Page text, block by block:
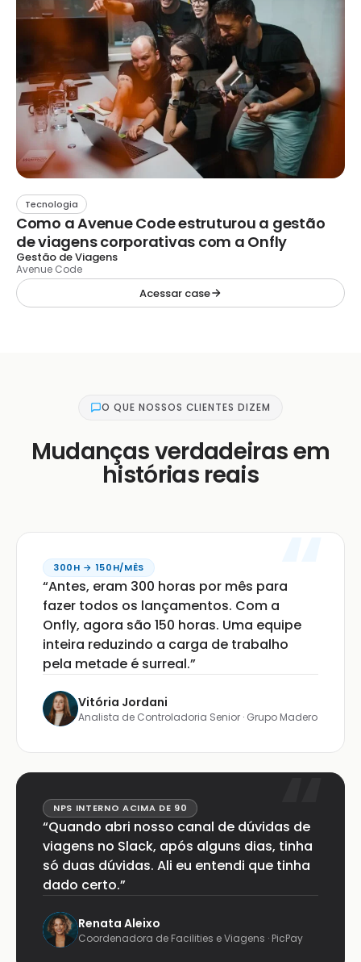
Tecnologia
Como a Avenue Code estruturou a gestão
de viagens corporativas com a Onfly
Gestão de Viagens
Avenue Code
Acessar case
O QUE NOSSOS CLIENTES DIZEM
Mudanças verdadeiras em
histórias reais
300H → 150H/MÊS
“Antes, eram 300 horas por mês para
fazer todos os lançamentos. Com a
Onfly, agora são 150 horas. Uma equipe
inteira reduzindo a carga de trabalho
pela metade é surreal.”
Vitória Jordani
Analista de Controladoria Senior · Grupo Madero
NPS INTERNO ACIMA DE 90
“Quando abri nosso canal de dúvidas de
viagens no Slack, após alguns dias, tinha
só duas dúvidas. Ali eu entendi que tinha
dado certo.”
Renata Aleixo
Coordenadora de Facilities e Viagens · PicPay